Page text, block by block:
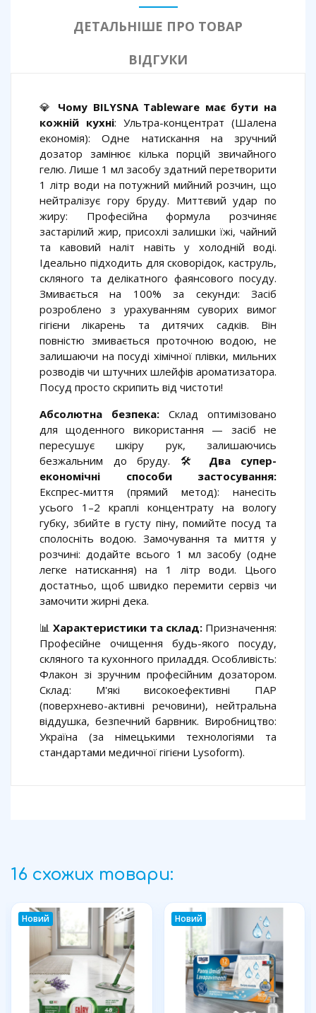
ДЕТАЛЬНІШЕ ПРО ТОВАР
ВІДГУКИ
💎
Чому BILYSNA Tableware має бути на
кожній кухні: Ультра-концентрат (Шалена
економія): Одне натискання на зручний
дозатор замінює кілька порцій звичайного
гелю. Лише 1 мл засобу здатний перетворити
1 літр води на потужний мийний розчин, що
нейтралізує гору бруду. Миттєвий удар по
жиру: Професійна формула розчиняє
застарілий жир, присохлі залишки їжі, чайний
та кавовий наліт навіть у холодній воді.
Ідеально підходить для сковорідок, каструль,
скляного та делікатного фаянсового посуду.
Змивається на 100% за секунди: Засіб
розроблено з урахуванням суворих вимог
гігієни лікарень та дитячих садків. Він
повністю змивається проточною водою, не
залишаючи на посуді хімічної плівки, мильних
розводів чи штучних шлейфів ароматизатора.
Посуд просто скрипить від чистоти!
Абсолютна безпека: Склад оптимізовано
для щоденного використання — засіб не
пересушує шкіру рук, залишаючись
безжальним до бруду. 🛠️ Два супер-
економічні способи застосування:
Експрес-миття (прямий метод): нанесіть
усього 1–2 краплі концентрату на вологу
губку, збийте в густу піну, помийте посуд та
сполосніть водою. Замочування та миття у
розчині: додайте всього 1 мл засобу (одне
легке натискання) на 1 літр води. Цього
достатньо, щоб швидко перемити сервіз чи
замочити жирні дека.
📊 Характеристики та склад: Призначення:
Професійне очищення будь-якого посуду,
скляного та кухонного приладдя. Особливість:
Флакон зі зручним професійним дозатором.
Склад: М'які високоефективні ПАР
(поверхнево-активні речовини), нейтральна
віддушка, безпечний барвник. Виробництво:
Україна (за німецькими технологіями та
стандартами медичної гігієни Lysoform).
16 схожих товари:
Новий Новий